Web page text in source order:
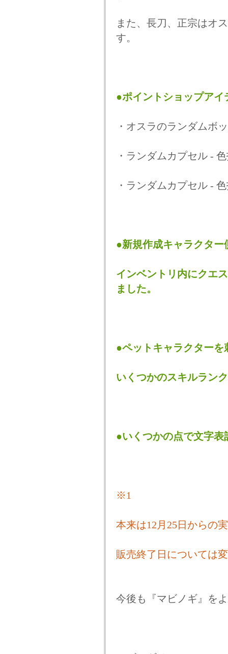
また、長刀、正宗はオ
す。
●ポイントショップアイ
・オスラのランダムボ
・ランダムカプセル -
・ランダムカプセル -
●新規作成キャラクタ
インベントリ内にクエ
ました。
●ペットキャラクター
いくつかのスキルラン
●いくつかの点で文字表
※1
本来は12月25日からの
販売終了日については
今後も『マビノギ』を